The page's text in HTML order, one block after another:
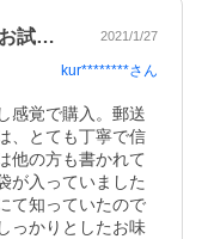
タイムセールで安く出ていたのでお試し感… 2021/1/27
kur********さん
感覚で購入。郵送
、とても丁寧で信
他の方も書かれて
が入っていました
て知っていたので
っかりとしたお味